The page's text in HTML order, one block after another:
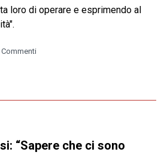
loro di operare e esprimendo al
Commenti
“Sapere che ci sono